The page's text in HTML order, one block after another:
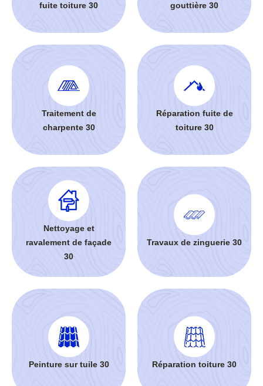
fuite toiture 30
gouttière 30
Traitement de
charpente 30
Réparation fuite de
toiture 30
Nettoyage et
ravalement de façade
30
Travaux de zinguerie 30
Peinture sur tuile 30 Réparation toiture 30